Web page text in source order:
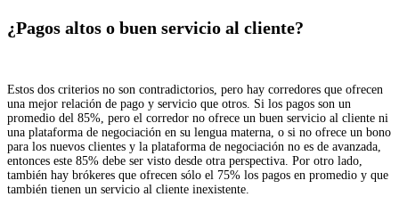
¿Pagos altos o buen servicio al cliente?
Estos dos criterios no son contradictorios, pero hay corredores que ofrecen
una mejor relación de pago y servicio que otros. Si los pagos son un
promedio del 85%, pero el corredor no ofrece un buen servicio al cliente ni
una plataforma de negociación en su lengua materna, o si no ofrece un bono
para los nuevos clientes y la plataforma de negociación no es de avanzada,
entonces este 85% debe ser visto desde otra perspectiva. Por otro lado,
también hay brókeres que ofrecen sólo el 75% los pagos en promedio y que
también tienen un servicio al cliente inexistente.